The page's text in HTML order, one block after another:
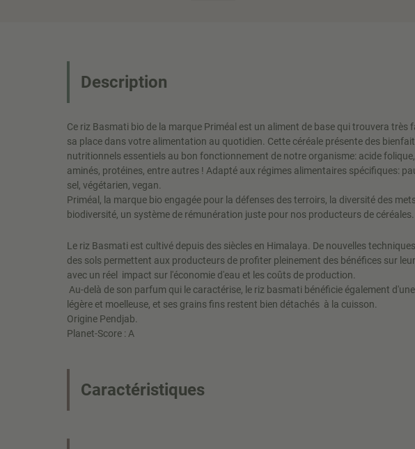
Description
Ce riz Basmati bio de la marque Priméal est un aliment de base qui trouvera très
sa place dans votre alimentation au quotidien. Cette céréale présente des
nutritionnels essentiels au bon fonctionnement de notre organisme: acide
aminés, protéines, entre autres ! Adapté aux régimes alimentaires spécifiques:
sel, végétarien, vegan.
Priméal, la marque bio engagée pour la défenses des terroirs, la diversité des
biodiversité, un système de rémunération juste pour nos producteurs de céréales.
Le riz Basmati est cultivé depuis des siècles en Himalaya. De nouvelles
des sols permettent aux producteurs de profiter pleinement des bénéfices sur
avec un réel impact sur l'économie d'eau et les coûts de production.
Au-delà de son parfum qui le caractérise, le riz basmati bénéficie également
légère et moelleuse, et ses grains fins restent bien détachés à la cuisson.
Origine Pendjab.
Planet-Score : A
Caractéristiques